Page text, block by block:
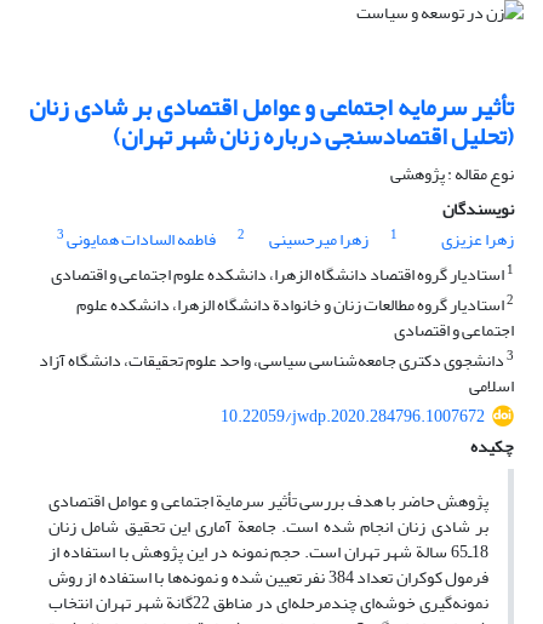
تأثیر سرمایه اجتماعی و عوامل اقتصادی بر شادی زنان
(تحلیل اقتصادسنجی درباره زنان شهر تهران)
نوع مقاله : پژوهشی
نویسندگان
زهرا عزیزی
1 زهرا میرحسینی 2 فاطمه‏ السادات همایونی3
1استادیار گروه اقتصاد دانشگاه الزهرا، دانشکده علوم اجتماعی و اقتصادی
2استادیار گروه مطالعات زنان و خانوادة دانشگاه الزهرا، دانشکده علوم
اجتماعی و اقتصادی
3دانشجوی دکتری جامعه‌شناسی سیاسی، واحد علوم تحقیقات، دانشگاه آزاد
اسلامی
10.22059/jwdp.2020.284796.1007672
چکیده
پژوهش حاضر با هدف بررسی تأثیر سرمایة اجتماعی و عوامل اقتصادی
بر شادی زنان انجام شده است. جامعة آماری این تحقیق شامل زنان
18ـ65 سالة شهر تهران است. حجم نمونه در این پژوهش با استفاده از
فرمول کوکران تعداد 384 نفر تعیین شده و نمونه‌ها با استفاده از روش
نمونه‌گیری خوشه‌ای چند‌مرحله‌ای در مناطق 22گانة شهر تهران انتخاب